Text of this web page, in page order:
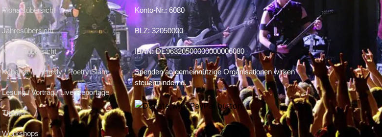
Monatsübersicht
Jahresübersicht
Konzertübersicht
Kabarett / Comedy / Poetry Slam
Lesung / Vortrag / Live-Reportage
Theater
Workshops
Konto-Nr.: 6080
BLZ: 32050000
IBAN: DE96320500000000006080
Spenden an gemeinnützige Organisationen wirken
steuermindernd.